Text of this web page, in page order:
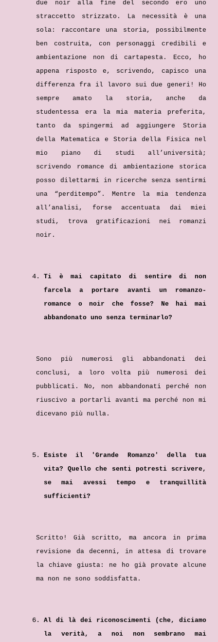
due noir alla fine del secondo ero uno
straccetto strizzato. La necessità è una
sola: raccontare una storia, possibilmente
ben costruita, con personaggi credibili e
ambientazione non di cartapesta. Ecco, ho
appena risposto e, scrivendo, capisco una
differenza fra il lavoro sui due generi! Ho
sempre amato la storia, anche da
studentessa era la mia materia preferita,
tanto da spingermi ad aggiungere Storia
della Matematica e Storia della Fisica nel
mio piano di studi all’università;
scrivendo romance di ambientazione storica
posso dilettarmi in ricerche senza sentirmi
una “perditempo”. Mentre la mia tendenza
all’analisi, forse accentuata dai miei
studi, trova gratificazioni nei romanzi
noir.
Ti è mai capitato di sentire di non
farcela a portare avanti un romanzo-
romance o noir che fosse? Ne hai mai
abbandonato uno senza terminarlo?
Sono più numerosi gli abbandonati dei
conclusi, a loro volta più numerosi dei
pubblicati. No, non abbandonati perché non
riuscivo a portarli avanti ma perché non mi
dicevano più nulla.
Esiste il 'Grande Romanzo' della tua
vita? Quello che senti potresti scrivere,
se mai avessi tempo e tranquillità
sufficienti?
Scritto! Già scritto, ma ancora in prima
revisione da decenni, in attesa di trovare
la chiave giusta: ne ho già provate alcune
ma non ne sono soddisfatta.
Al di là dei riconoscimenti (che, diciamo
la verità, a noi non sembrano mai